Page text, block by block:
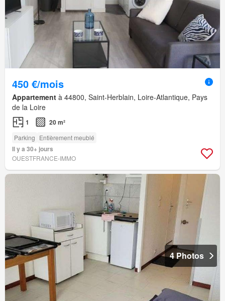
450 €/mois
Appartement à 44800, Saint-Herblain, Loire-Atlantique, Pays
de la Loire
1 20 m²
Parking Entièrement meublé
Il y a 30+ jours
OUESTFRANCE-IMMO
4 Photos